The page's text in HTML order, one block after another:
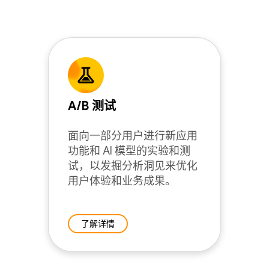
A/B 测试
面向一部分用户进行新应用
功能和 AI 模型的实验和测
试，以发掘分析洞见来优化
用户体验和业务成果。
了解详情